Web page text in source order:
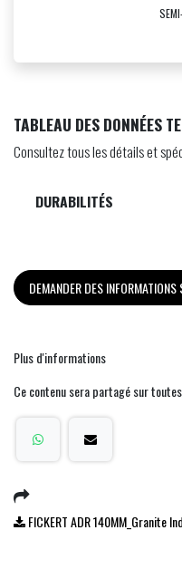
TABLEAU DES DONNÉES
Consultez tous les détails et
DURABILITÉS
DEMANDER DES
Plus d'informations
Ce contenu sera partagé sur
FICKERT ADR 140MM_Granite